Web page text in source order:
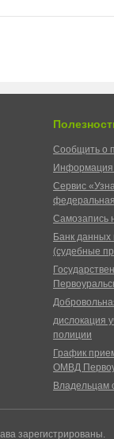
Сообщить о
Сервис
Самозапись
Банк данных
(судебные
дислокация
полиции
График
ОМВД
Владельцам
зарегистрированы.